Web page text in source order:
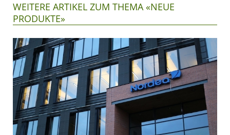
WEITERE ARTIKEL ZUM THEMA «NEUE
PRODUKTE»